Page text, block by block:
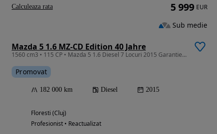
Mazda 5 1.6 MZ-CD Edition 40 Jahre
1560 cm3 • 115 CP • Mazda 5 1.6 Diesel 7 Locuri 2015 Garantie/Rate
Promovat
182 000 km Diesel 2015
Floresti (Cluj)
Profesionist • Reactualizat
5 999 EUR
Sub medie
Calculeaza rata